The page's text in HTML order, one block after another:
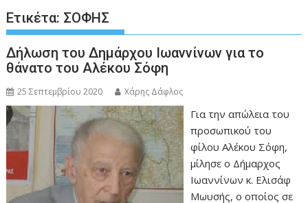
Ετικέτα: ΣΟΦΗΣ
Δήλωση του Δημάρχου Ιωαννίνων για το
θάνατο του Αλέκου Σόφη
25 Σεπτεμβρίου 2020 Χάρης Δάφλος
Για την απώλεια του
προσωπικού του
φίλου Αλέκου Σόφη,
μίλησε ο Δήμαρχος
Ιωαννίνων κ. Ελισάφ
Μωυσής, ο οποίος σε